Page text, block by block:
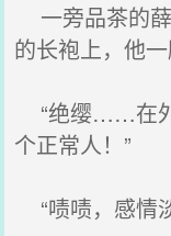
一旁品茶的
的长袍上，他
“绝缨……在外
个正常人！”
“啧啧，感情